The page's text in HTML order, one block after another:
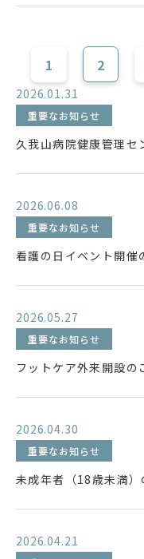
1 2
2026.01.31
重要なお知らせ
久我山病院健康管理セ
2026.06.08
重要なお知らせ
看護の日イベント開催
2026.05.27
重要なお知らせ
フットケア外来開設の
2026.04.30
重要なお知らせ
未成年者（18歳未満
2026.04.21